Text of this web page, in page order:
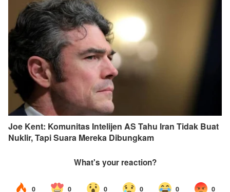
Joe Kent: Komunitas Intelijen AS Tahu Iran Tidak Buat
Nuklir, Tapi Suara Mereka Dibungkam